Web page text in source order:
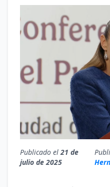
Publicado el 21 de
julio de 2025